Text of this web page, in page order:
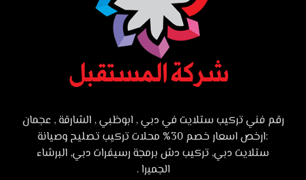
رقم فني تركيب ستلايت في دبي , ابوظبي , الشارقة , عجمان
:ارخص اسعار خصم 30% محلات تركيب تصليح وصيانة
ستلايت دبي, تركيب دش برمجة رسيفرات دبي, البرشاء
الجميرا .